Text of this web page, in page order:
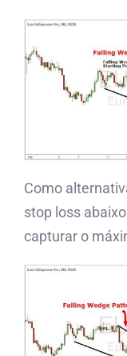
Como
stop loss
capturar o